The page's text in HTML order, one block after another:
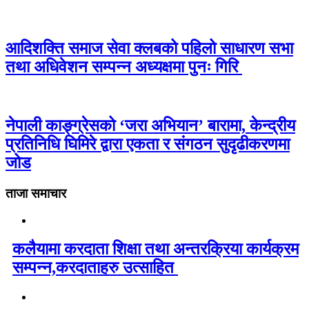
आदिशक्ति समाज सेवा क्लबको पहिलो साधारण सभा
तथा अधिवेशन सम्पन्न अध्यक्षमा पुनः गिरि
नेपाली काङ्ग्रेसको ‘जरा अभियान’ बारामा, केन्द्रीय
प्रतिनिधि घिमिरे द्वारा एकता र संगठन सुदृढीकरणमा
जोड
ताजा समाचार
कलैयामा करदाता शिक्षा तथा अन्तरक्रिया कार्यक्रम
सम्पन्न,करदाताहरु उत्साहित